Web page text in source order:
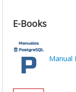
E-Books
Manual